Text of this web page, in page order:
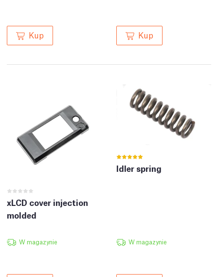
Kup Kup
xLCD cover injection
molded
W magazynie
Idler spring
W magazynie